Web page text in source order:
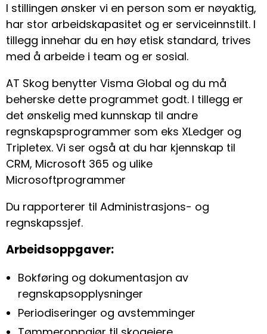
I stillingen ønsker vi en person som er nøyaktig,
har stor arbeidskapasitet og er serviceinnstilt. I
tillegg innehar du en høy etisk standard, trives
med å arbeide i team og er sosial.
AT Skog benytter Visma Global og du må
beherske dette programmet godt. I tillegg er
det ønskelig med kunnskap til andre
regnskapsprogrammer som eks XLedger og
Tripletex. Vi ser også at du har kjennskap til
CRM, Microsoft 365 og ulike
Microsoftprogrammer
Du rapporterer til Administrasjons- og
regnskapssjef.
Arbeidsoppgaver:
Bokføring og dokumentasjon av
regnskapsopplysninger
Periodiseringer og avstemminger